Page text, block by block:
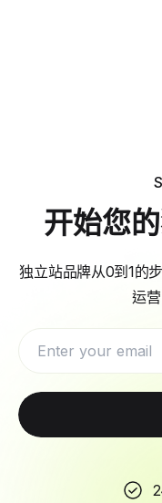
开始您
独立站品牌从0到1的
运